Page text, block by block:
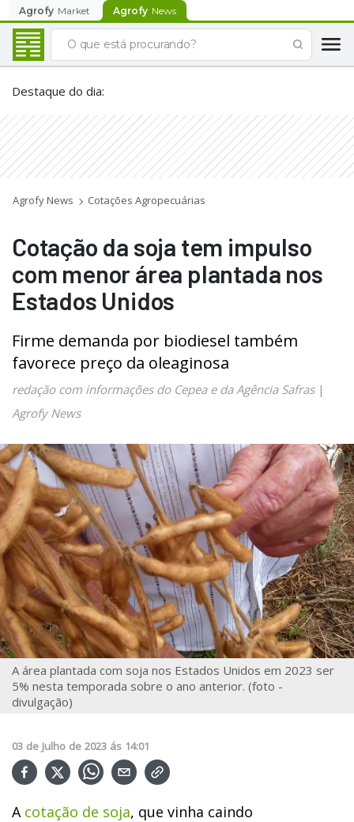
Agrofy Market Agrofy News
Destaque do dia:
Agrofy News Cotações Agropecuárias
Cotação da soja tem impulso
com menor área plantada nos
Estados Unidos
Firme demanda por biodiesel também
favorece preço da oleaginosa
redação com informações do Cepea e da Agência Safras|
Agrofy News
A área plantada com soja nos Estados Unidos em 2023 ser
5% nesta temporada sobre o ano anterior. (foto -
divulgação)
03 de Julho de 2023 ás 14:01
A cotação de soja, que vinha caindo